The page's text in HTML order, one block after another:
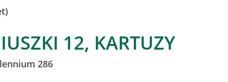
12, KARTUZY
286